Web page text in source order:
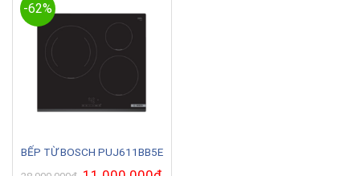
-62%
BẾP TỪ BOSCH PUJ611BB5E
Giá
Giá